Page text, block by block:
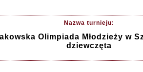
Nazwa turnieju:
Olimpiada Młodzieży w
dziewczęta